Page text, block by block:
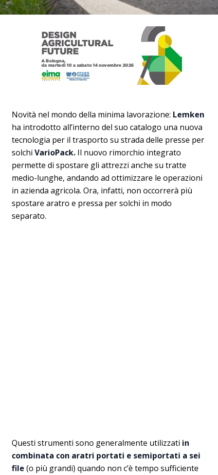
Novità nel mondo della minima lavorazione: Lemken
ha introdotto all’interno del suo catalogo una nuova
tecnologia per il trasporto su strada delle presse per
solchi VarioPack. Il nuovo rimorchio integrato
permette di spostare gli attrezzi anche su tratte
medio-lunghe, andando ad ottimizzare le operazioni
in azienda agricola. Ora, infatti, non occorrerà più
spostare aratro e pressa per solchi in modo
separato.
Questi strumenti sono generalmente utilizzati in
combinata con aratri portati e semiportati a sei
file (o più grandi) quando non c’è tempo sufficiente